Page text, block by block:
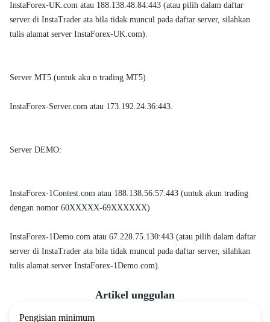
InstaForex-UK.com atau 188.138.48.84:443 (atau pilih dalam daftar
server di InstaTrader ata bila tidak muncul pada daftar server, silahkan
tulis alamat server InstaForex-UK.com).
Server MT5 (untuk aku n trading MT5)
InstaForex-Server.com atau 173.192.24.36:443.
Server DEMO:
InstaForex-1Contest.com atau 188.138.56.57:443 (untuk akun trading
dengan nomor 60XXXXX-69XXXXXX)
InstaForex-1Demo.com atau 67.228.75.130:443 (atau pilih dalam daftar
server di InstaTrader ata bila tidak muncul pada daftar server, silahkan
tulis alamat server InstaForex-1Demo.com).
Artikel unggulan
Pengisian minimum